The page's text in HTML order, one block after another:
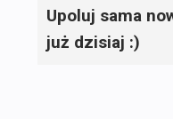
Upoluj sama
już dzisiaj :)